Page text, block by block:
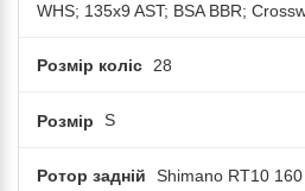
WHS; 135x9 AST; BSA BBR;
Розмір коліс 28
Розмір S
Ротор задній Shimano RT10